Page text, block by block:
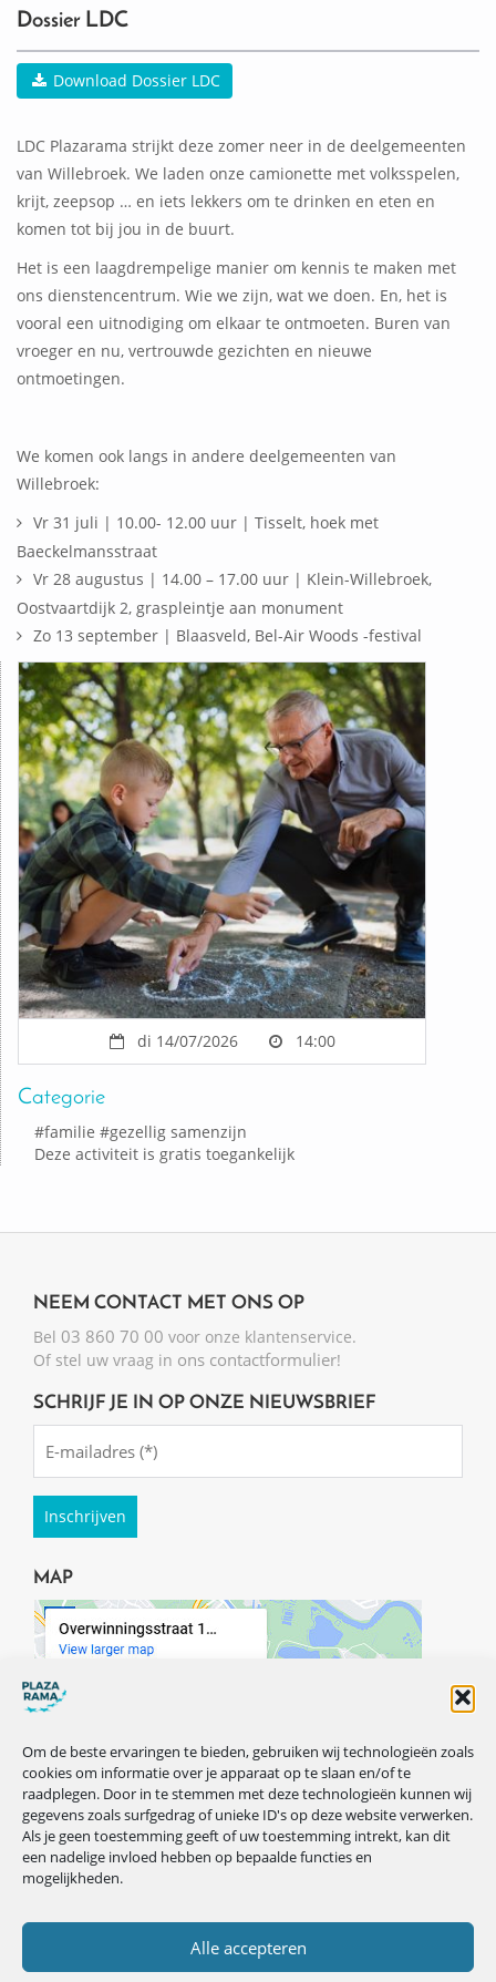
Om de beste ervaringen te bieden, gebruiken wij technologieën zoals
cookies om informatie over je apparaat op te slaan en/of te
raadplegen. Door in te stemmen met deze technologieën kunnen wij
gegevens zoals surfgedrag of unieke ID's op deze website verwerken.
Als je geen toestemming geeft of uw toestemming intrekt, kan dit
een nadelige invloed hebben op bepaalde functies en
mogelijkheden.
Alle accepteren
Dossier LDC
Download Dossier LDC
LDC Plazarama strijkt deze zomer neer in de deelgemeenten
van Willebroek. We laden onze camionette met volksspelen,
krijt, zeepsop … en iets lekkers om te drinken en eten en
komen tot bij jou in de buurt.
Het is een laagdrempelige manier om kennis te maken met
ons dienstencentrum. Wie we zijn, wat we doen. En, het is
vooral een uitnodiging om elkaar te ontmoeten. Buren van
vroeger en nu, vertrouwde gezichten en nieuwe
ontmoetingen.
We komen ook langs in andere deelgemeenten van
Willebroek:
Vr 31 juli | 10.00- 12.00 uur | Tisselt, hoek met
Baeckelmansstraat
Vr 28 augustus | 14.00 – 17.00 uur | Klein-Willebroek,
Oostvaartdijk 2, graspleintje aan monument
Zo 13 september | Blaasveld, Bel-Air Woods -festival
di 14/07/2026 14:00
Categorie
#familie #gezellig samenzijn
Deze activiteit is gratis toegankelijk
NEEM CONTACT MET ONS OP
Bel 03 860 70 00 voor onze klantenservice.
Of stel uw vraag in ons contactformulier!
SCHRIJF JE IN OP ONZE NIEUWSBRIEF
(Required)
MAP
VOLG ONS OP ONZE SOCIALS